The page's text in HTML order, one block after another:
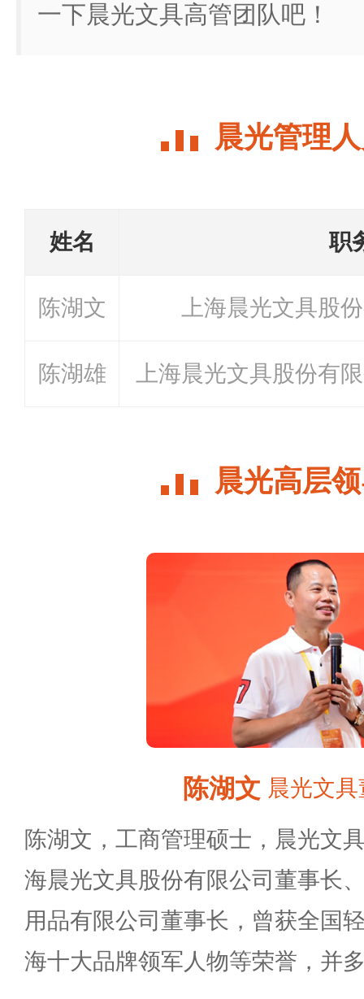
一下晨光文具高管团队吧！
晨光管理
姓名 职
陈湖文 上海晨光文具股
陈湖雄 上海晨光文具股份有
晨光高层
陈湖文 晨光文
陈湖文，工商管理硕士，晨光文
海晨光文具股份有限公司董事长
用品有限公司董事长，曾获全国
海十大品牌领军人物等荣誉，并